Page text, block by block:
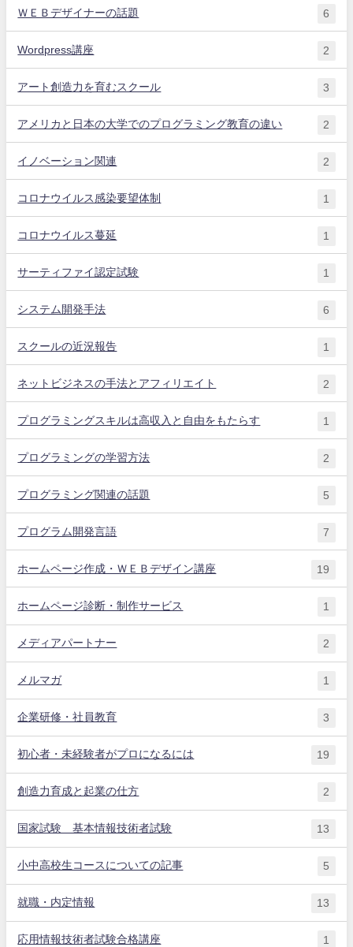
ＷＥＢデザイナーの話題 6
Wordpress講座 2
アート創造力を育むスクール 3
アメリカと日本の大学でのプログラミング教育の違い 2
イノベーション関連 2
コロナウイルス感染要望体制 1
コロナウイルス蔓延 1
サーティファイ認定試験 1
システム開発手法 6
スクールの近況報告 1
ネットビジネスの手法とアフィリエイト 2
プログラミングスキルは高収入と自由をもたらす 1
プログラミングの学習方法 2
プログラミング関連の話題 5
プログラム開発言語 7
ホームページ作成・ＷＥＢデザイン講座 19
ホームページ診断・制作サービス 1
メディアパートナー 2
メルマガ 1
企業研修・社員教育 3
初心者・未経験者がプロになるには 19
創造力育成と起業の仕方 2
国家試験 基本情報技術者試験 13
小中高校生コースについての記事 5
就職・内定情報 13
応用情報技術者試験合格講座 1